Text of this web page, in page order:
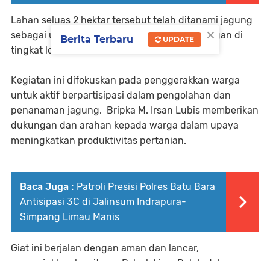
Lahan seluas 2 hektar tersebut telah ditanami jagung
sebagai upaya meningkatkan ketahanan pangan di
tingkat lokal.
Kegiatan ini difokuskan pada penggerakkan warga
untuk aktif berpartisipasi dalam pengolahan dan
penanaman jagung. Bripka M. Irsan Lubis memberikan
dukungan dan arahan kepada warga dalam upaya
meningkatkan produktivitas pertanian.
Baca Juga : Patroli Presisi Polres Batu Bara
Antisipasi 3C di Jalinsum Indrapura-
Simpang Limau Manis
Giat ini berjalan dengan aman dan lancar,
×
Berita Terbaru UPDATE